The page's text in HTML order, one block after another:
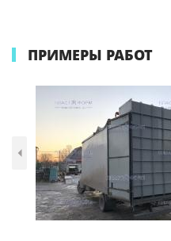
ПРИМЕРЫ РАБОТ